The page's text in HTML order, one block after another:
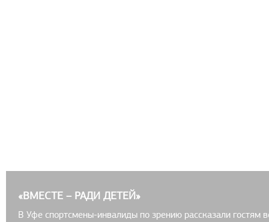
«ВМЕСТЕ – РАДИ ДЕТЕЙ»
В Уфе спортсмены-инвалиды по зрению рассказали гостям